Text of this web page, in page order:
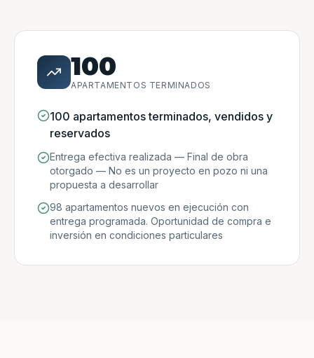
100
APARTAMENTOS TERMINADOS
100 apartamentos terminados, vendidos y
reservados
Entrega efectiva realizada — Final de obra
otorgado — No es un proyecto en pozo ni una
propuesta a desarrollar
98 apartamentos nuevos en ejecución con
entrega programada. Oportunidad de compra e
inversión en condiciones particulares